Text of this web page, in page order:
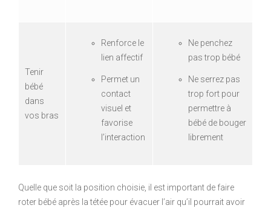
Tenir
bébé
dans
vos bras
Renforce le
lien affectif
Permet un
contact
visuel et
favorise
l’interaction
Ne penchez
pas trop bébé
Ne serrez pas
trop fort pour
permettre à
bébé de bouger
librement
Quelle que soit la position choisie, il est important de faire
roter bébé après la tétée pour évacuer l’air qu’il pourrait avoir